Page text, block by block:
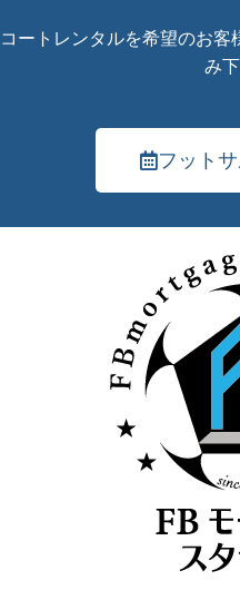
コートレンタルを希望のお
み下
フット